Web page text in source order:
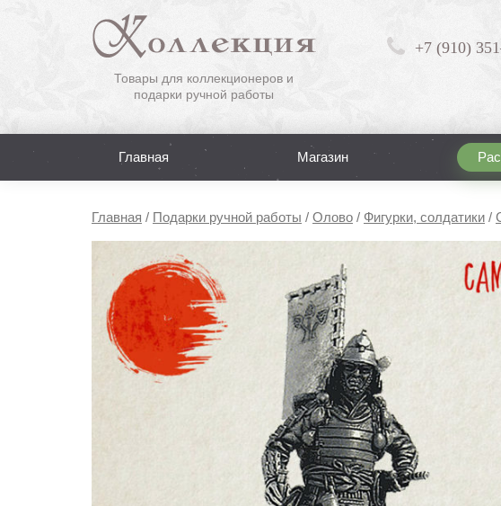
Товары для коллекционеров и
подарки ручной работы
+7 (910)
Главная Магазин
Главная / Подарки ручной работы / Олово / Фигурки, солдатики /